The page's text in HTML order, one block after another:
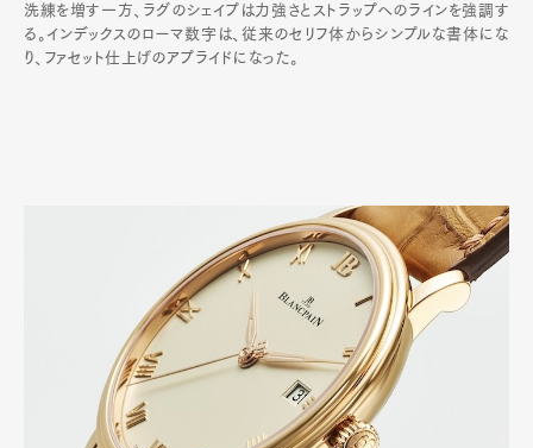
洗練を増す一方、ラグのシェイプは力強さとストラップへのラインを強調す
る。インデックスのローマ数字は、従来のセリフ体からシンプルな書体にな
り、ファセット仕上げのアプライドになった。